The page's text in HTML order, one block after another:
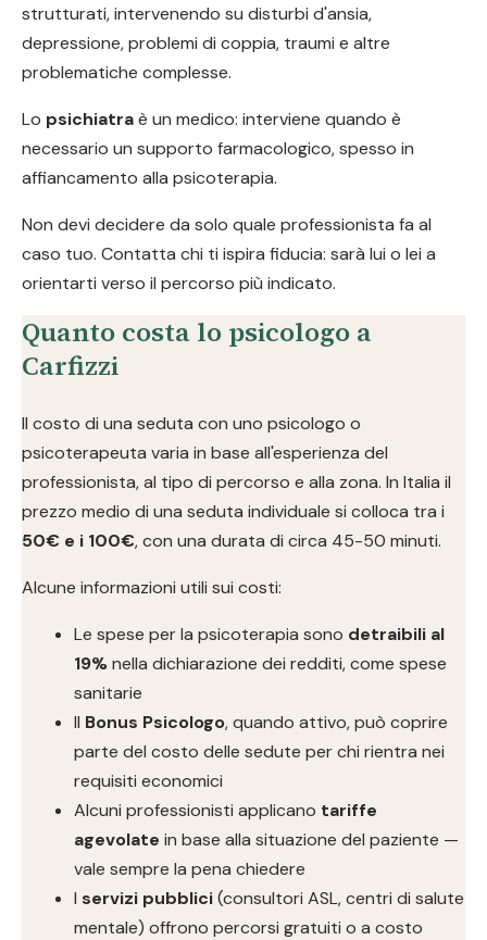
strutturati, intervenendo su disturbi d'ansia,
depressione, problemi di coppia, traumi e altre
problematiche complesse.
Lo psichiatraè un medico: interviene quando è
necessario un supporto farmacologico, spesso in
affiancamento alla psicoterapia.
Non devi decidere da solo quale professionista fa al
caso tuo. Contatta chi ti ispira fiducia: sarà lui o lei a
orientarti verso il percorso più indicato.
Quanto costa lo psicologo a
Carfizzi
Il costo di una seduta con uno psicologo o
psicoterapeuta varia in base all'esperienza del
professionista, al tipo di percorso e alla zona. In Italia il
prezzo medio di una seduta individuale si colloca tra i
50€ e i 100€, con una durata di circa 45-50 minuti.
Alcune informazioni utili sui costi:
Le spese per la psicoterapia sono detraibili al
19%nella dichiarazione dei redditi, come spese
sanitarie
Il Bonus Psicologo, quando attivo, può coprire
parte del costo delle sedute per chi rientra nei
requisiti economici
Alcuni professionisti applicano tariffe
agevolate in base alla situazione del paziente —
vale sempre la pena chiedere
I servizi pubblici(consultori ASL, centri di salute
mentale) offrono percorsi gratuiti o a costo